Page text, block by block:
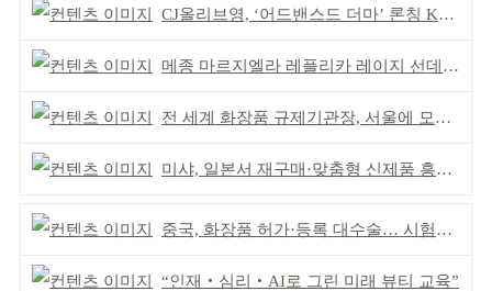
CJ올리브영, ‘어드밴스드 더마’ 론칭 K더마 육성 박차
메종 마르지엘라 레플리카 레이지 선데이 모닝 디퓨저
전 세계 화장품 규제기관장, 서울에 모인다
미샤, 일본서 재구매·맞춤형 신제품 흥행 ‘쌍끌이’
중국, 화장품 허가·등록 대수술… 시험자료 공용 허용
“인재‧심리‧AI로 그린 미래 뷰티 교육”